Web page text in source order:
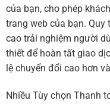
của bạn, cho phép
trang web của bạn.
cao trải nghiệm người
thiết để hoàn tất giao
lệ chuyển đổi cao hơn
Nhiều Tùy chọn Thanh